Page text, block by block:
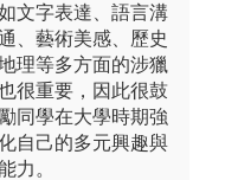
文字表達、語言溝
、藝術美感、歷史
理等多方面的涉獵
很重要，因此很鼓
勵同學在大學時期強
自己的多元興趣與
力。